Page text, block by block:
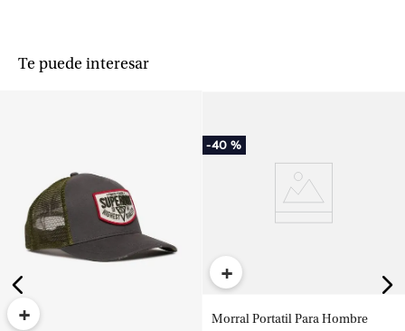
Te puede interesar
+
-40 %
+
Morral Portatil Para Hombre